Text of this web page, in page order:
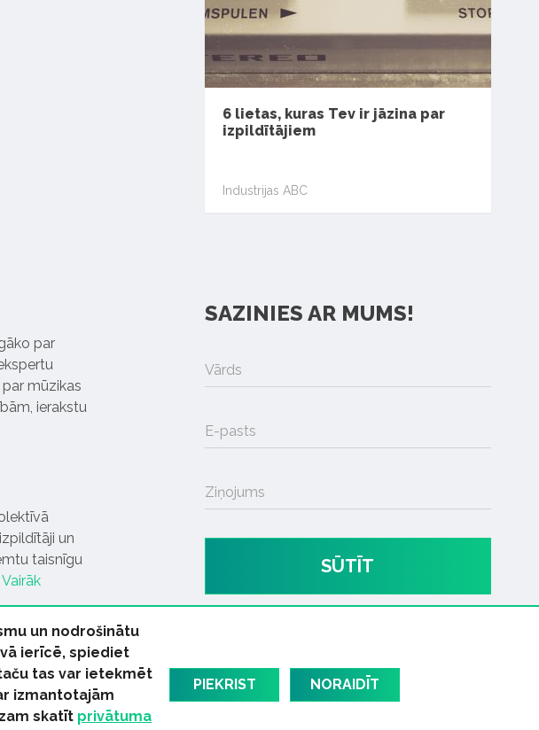
6 lietas, kuras Tev ir jāzina par
izpildītājiem
Industrijas ABC
par
mūzikas
ierakstu
un
taisnīgu
Vairāk
SAZINIES AR MUMS!
Vārds
E-pasts
Ziņojums
SŪTĪT
un nodrošinātu
ierīcē, spiediet
tas var ietekmēt
izmantotajām
skatīt privātuma
PIEKRIST NORAIDĪT